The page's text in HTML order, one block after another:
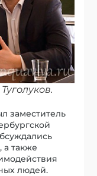
заместитель
а также
людей.